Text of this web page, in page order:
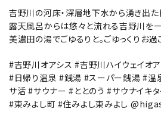
吉野川の河床・深層地下水から湧き出た
露天風呂からは悠々と流れる吉野川を一
美濃田の湯でごゆるりと。ごゆっくりお過
#吉野川オアシス #吉野川ハイウェイオ
#日帰り温泉 #銭湯 #スーパー銭湯 #温
サ活 #サウナー #ととのう #サウナイキ
#東みよし町 #住みよし東みよし